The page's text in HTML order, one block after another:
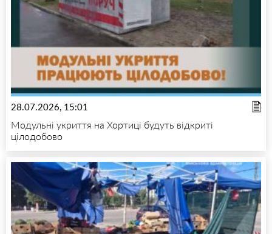
28.07.2026, 15:01
Модульні укриття на Хортиці будуть відкриті
цілодобово